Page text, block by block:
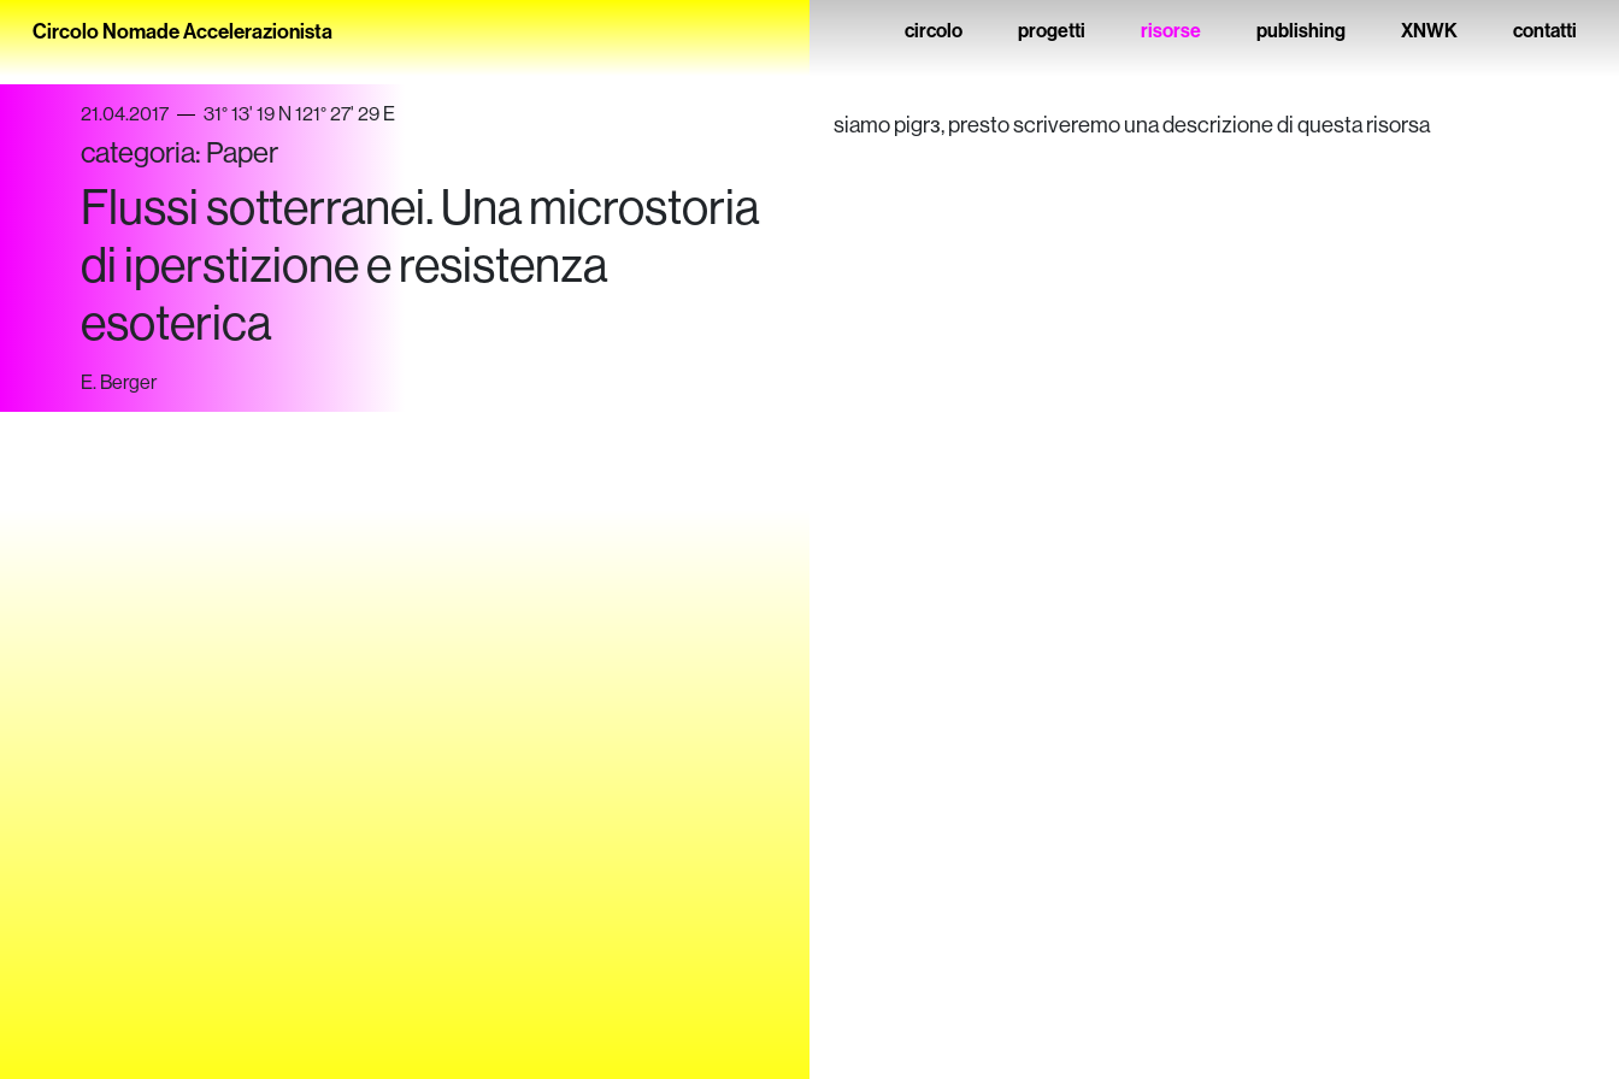
Circolo Nomade Accelerazionista circolo progetti risorse publishing XNWK contatti
21.04.2017 31° 13' 19 N 121° 27' 29 E
categoria: Paper
Flussi sotterranei. Una microstoria
di iperstizione e resistenza
esoterica
E. Berger
siamo pigrз, presto scriveremo una descrizione di questa risorsa